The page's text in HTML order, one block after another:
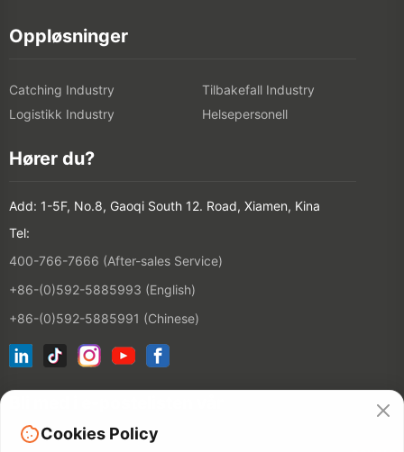
Oppløsninger
Catching Industry
Tilbakefall Industry
Logistikk Industry
Helsepersonell
Hører du?
Add: 1-5F, No.8, Gaoqi South 12. Road, Xiamen, Kina
Tel:
400-766-7666 (After-sales Service)
+86-(0)592-5885993 (English)
+86-(0)592-5885991 (Chinese)
Cookies Policy